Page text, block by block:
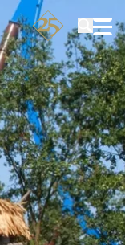
Zoeken